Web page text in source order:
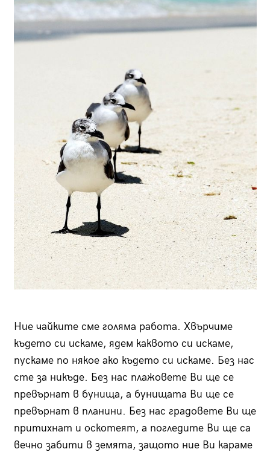
Ние чайките сме голяма работа. Хвърчиме
където си искаме, ядем каквото си искаме,
пускаме по някое ако където си искаме. Без нас
сте за никъде. Без нас плажовете Ви ще се
превърнат в бунища, а бунищата Ви ще се
превърнат в планини. Без нас градовете Ви ще
притихнат и оскотеят, а погледите Ви ще са
вечно забити в земята, защото ние Ви караме